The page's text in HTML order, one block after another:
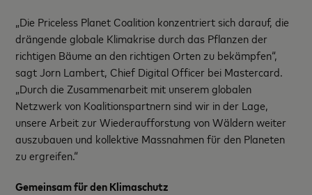
„Die Priceless Planet Coalition konzentriert sich darauf, die
drängende globale Klimakrise durch das Pflanzen der
richtigen Bäume an den richtigen Orten zu bekämpfen“,
sagt Jorn Lambert, Chief Digital Officer bei Mastercard.
„Durch die Zusammenarbeit mit unserem globalen
Netzwerk von Koalitionspartnern sind wir in der Lage,
unsere Arbeit zur Wiederaufforstung von Wäldern weiter
auszubauen und kollektive Massnahmen für den Planeten
zu ergreifen.“
Gemeinsam für den Klimaschutz